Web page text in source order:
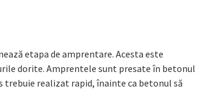
etapa de amprentare. Acesta este
dorite. Amprentele sunt presate în betonul
trebuie realizat rapid, înainte ca betonul să